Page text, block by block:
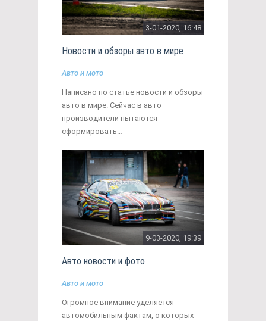
3-01-2020, 16:48
Новости и обзоры авто в мире
Авто и мото
Написано по статье новости и обзоры
авто в мире. Сейчас в авто
производители пытаются
сформировать…
9-03-2020, 19:39
Авто новости и фото
Авто и мото
Огромное внимание уделяется
автомобильным фактам, о которых